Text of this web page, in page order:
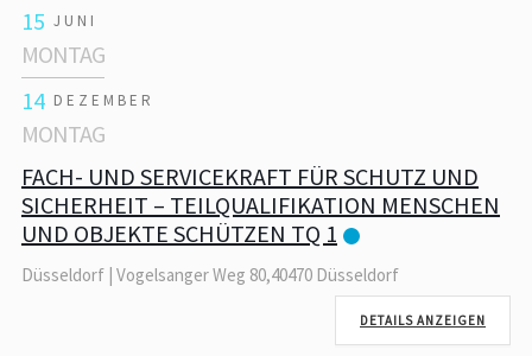
15 JUNI
MONTAG
14 DEZEMBER
MONTAG
FACH- UND SERVICEKRAFT FÜR SCHUTZ UND
SICHERHEIT – TEILQUALIFIKATION MENSCHEN
UND OBJEKTE SCHÜTZEN TQ 1
Düsseldorf | Vogelsanger Weg 80,40470 Düsseldorf
DETAILS ANZEIGEN